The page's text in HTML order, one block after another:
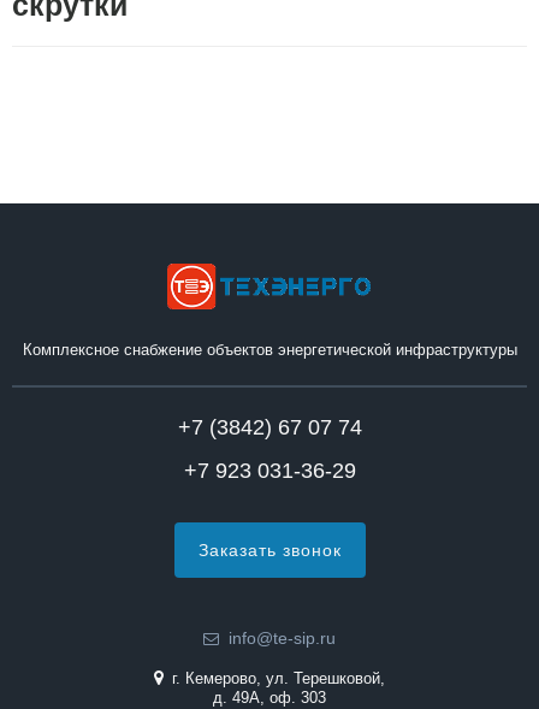
Комплексное снабжение объектов энергетической инфраструктуры
+7 (3842) 67 07 74
+7 923 031-36-29
Заказать звонок
info@te-sip.ru
г. Кемерово, ул. Терешковой,
д. 49А, оф. 303